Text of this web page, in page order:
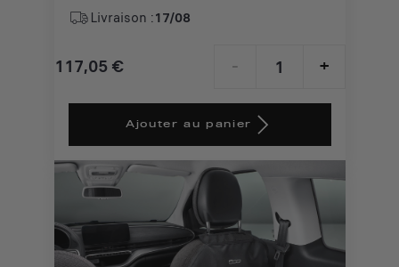
Livraison :17/08
117,05 €
Price
117,05
€
- +
Quantity
to:
1
Ajouter au panier